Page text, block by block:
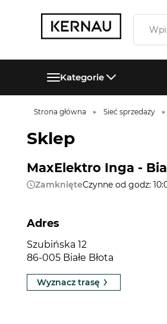
Kategorie
Strona główna Sieć sprzedaży
Sklep
MaxElektro Inga -
ZamknięteCzynne od godz:
Adres
Szubińska 12
86-005 Białe Błota
Wyznacz trasę